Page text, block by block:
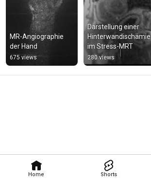
Home Shorts
MR-Angiographie
der Hand
675 views
Darstellung einer
Hinterwandischämie
im Stress-MRT
280 views